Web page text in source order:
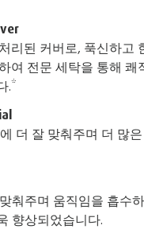
리된 커버로, 푹신하고
여 전문 세탁을 통해 쾌
.*
더 잘 맞춰주며 더 많
춰주며 움직임을 흡수하
향상되었습니다.